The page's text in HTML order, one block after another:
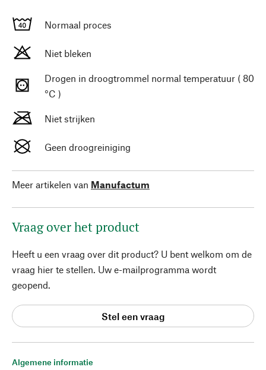
Algemene informatie
Normaal proces
Niet bleken
Drogen in droogtrommel normal temperatuur ( 80
°C )
Niet strijken
Geen droogreiniging
Meer artikelen van Manufactum
Vraag over het product
Heeft u een vraag over dit product? U bent welkom om de
vraag hier te stellen. Uw e-mailprogramma wordt
geopend.
Stel een vraag